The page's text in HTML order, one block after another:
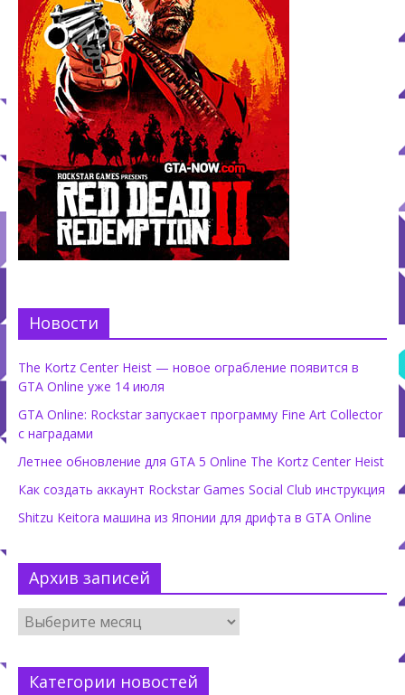
Новости
The Kortz Center Heist — новое ограбление появится в
GTA Online уже 14 июля
GTA Online: Rockstar запускает программу Fine Art Collector
с наградами
Летнее обновление для GTA 5 Online The Kortz Center Heist
Как создать аккаунт Rockstar Games Social Club инструкция
Shitzu Keitora машина из Японии для дрифта в GTA Online
Архив записей
Категории новостей